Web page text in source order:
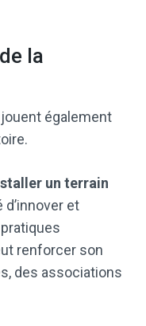
la
également
un terrain
et
renforcer son
des associations